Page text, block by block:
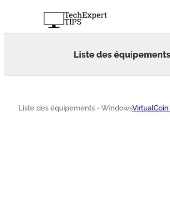
Liste des
Liste des équipements - WindowsVirtualCoin